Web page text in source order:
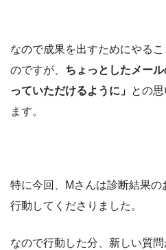
なので成果を出すためにやる
のですが、 ちょっとしたメー
っていただけるように」 との
ます。
特に今回、Mさんは診断結果
行動してくださりました。
なので行動した分、新しい質